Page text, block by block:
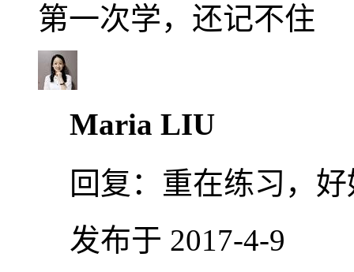
第一次学，还记不住
Maria LIU
回复： 重在练习，
发布于 2017-4-9